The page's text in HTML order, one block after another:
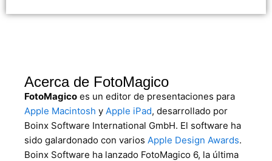
Acerca de FotoMagico
FotoMagico es un editor de presentaciones para
Apple Macintosh y Apple iPad, desarrollado por
Boinx Software International GmbH. El software ha
sido galardonado con varios Apple Design Awards.
Boinx Software ha lanzado FotoMagico 6, la última